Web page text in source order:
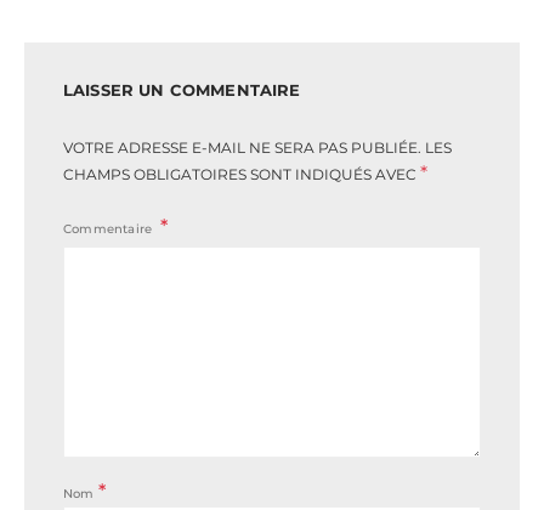
LAISSER UN COMMENTAIRE
VOTRE ADRESSE E-MAIL NE SERA PAS PUBLIÉE. LES
CHAMPS OBLIGATOIRES SONT INDIQUÉS AVEC *
Commentaire
Nom *